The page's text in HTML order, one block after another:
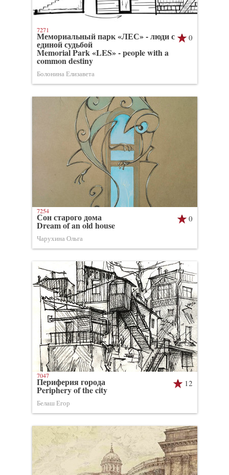
0
Мемориальный парк «ЛЕС» - люди с
единой судьбой
Memorial Park «LES» - people with a
common destiny
Болонина Елизавета
7271
0
Сон старого дома
Dream of an old house
Чарухина Ольга
7254
12
Периферия города
Periphery of the city
Белаш Егор
7047